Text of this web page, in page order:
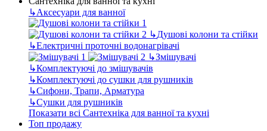
↳Аксесуари для ванної
↳Душові колони та стійки
↳Електричні проточні водонагрівачі
↳Змішувачі
↳Комплектуючі до змішувачів
↳Комплектуючі до сушки для рушників
↳Сифони, Трапи, Арматура
↳Сушки для рушників
Показати всі Сантехніка для ванної та кухні
Топ продажу